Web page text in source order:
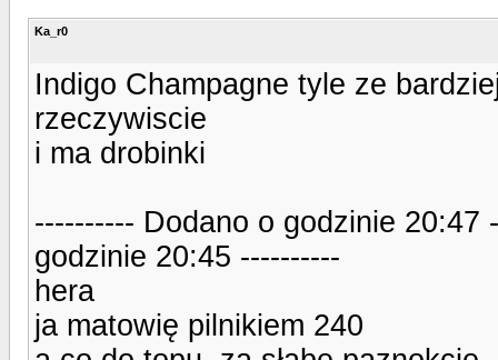
Ka_r0
Indigo Champagne tyle ze
rzeczywiscie
i ma drobinki
---------- Dodano o godzinie 20:47
godzinie 20:45 ----------
hera
ja matowię pilnikiem 240